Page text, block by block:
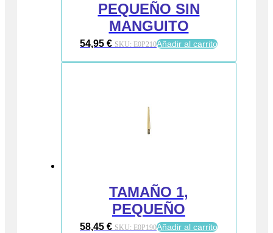
PEQUEÑO SIN
MANGUITO
54,95 € SKU: E0P210Añadir al carrito
TAMAÑO 1,
PEQUEÑO
58,45 € SKU: E0P190Añadir al carrito